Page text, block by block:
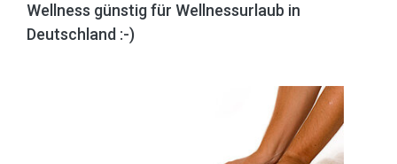
Wellness günstig für Wellnessurlaub in
Deutschland :-)